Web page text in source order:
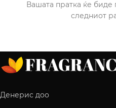
Вашата пратка ќе
следниот
Денерис доо